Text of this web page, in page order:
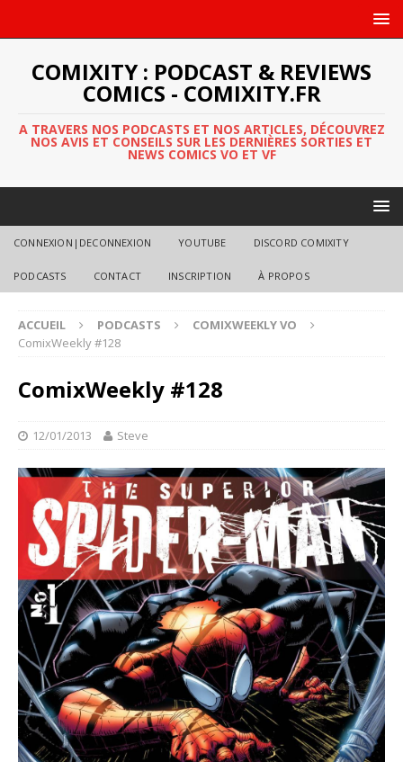
COMIXITY : PODCAST & REVIEWS
COMICS - COMIXITY.FR
A TRAVERS NOS PODCASTS ET NOS ARTICLES, DÉCOUVREZ
NOS AVIS ET CONSEILS SUR LES DERNIÈRES SORTIES ET
NEWS COMICS VO ET VF
CONNEXION|DECONNEXION YOUTUBE DISCORD COMIXITY
PODCASTS CONTACT INSCRIPTION À PROPOS
ACCUEIL PODCASTS
COMIXWEEKLY VO
ComixWeekly #128
ComixWeekly #128
12/01/2013 Steve